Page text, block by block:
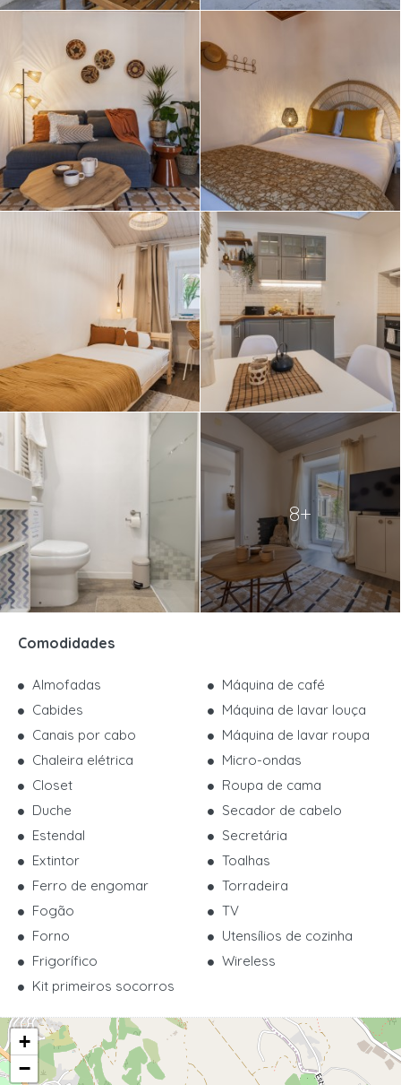
8+
Comodidades
Almofadas
Cabides
Canais por cabo
Chaleira elétrica
Closet
Duche
Estendal
Extintor
Ferro de engomar
Fogão
Forno
Frigorífico
Kit primeiros socorros
Máquina de café
Máquina de lavar louça
Máquina de lavar roupa
Micro-ondas
Roupa de cama
Secador de cabelo
Secretária
Toalhas
Torradeira
TV
Utensílios de cozinha
Wireless
+
−